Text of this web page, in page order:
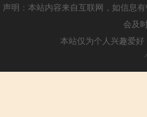
声明：本站内容来自互联网，如信息
会及
本站仅为个人兴趣爱